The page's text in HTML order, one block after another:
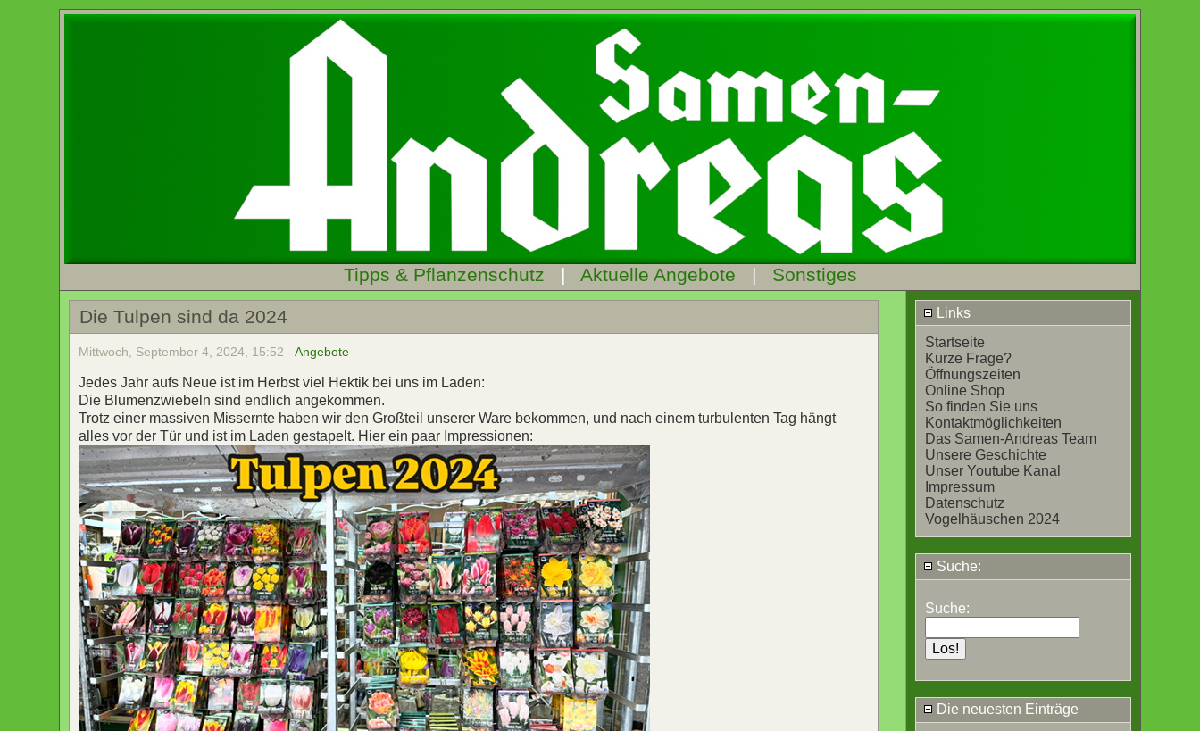
Tipps & Pflanzenschutz | Aktuelle Angebote | Sonstiges
Links
Startseite
Kurze Frage?
Öffnungszeiten
Online Shop
So finden Sie uns
Kontaktmöglichkeiten
Das Samen-Andreas Team
Unsere Geschichte
Unser Youtube Kanal
Impressum
Datenschutz
Vogelhäuschen 2024
Suche:
Suche:
Die neuesten Einträge
Die Tulpen sind da 2024
Mittwoch, September 4, 2024, 15:52 -Angebote
Jedes Jahr aufs Neue ist im Herbst viel Hektik bei uns im Laden:
Die Blumenzwiebeln sind endlich angekommen.
Trotz einer massiven Missernte haben wir den Großteil unserer Ware bekommen, und nach einem turbulenten Tag hängt
alles vor der Tür und ist im Laden gestapelt. Hier ein paar Impressionen: